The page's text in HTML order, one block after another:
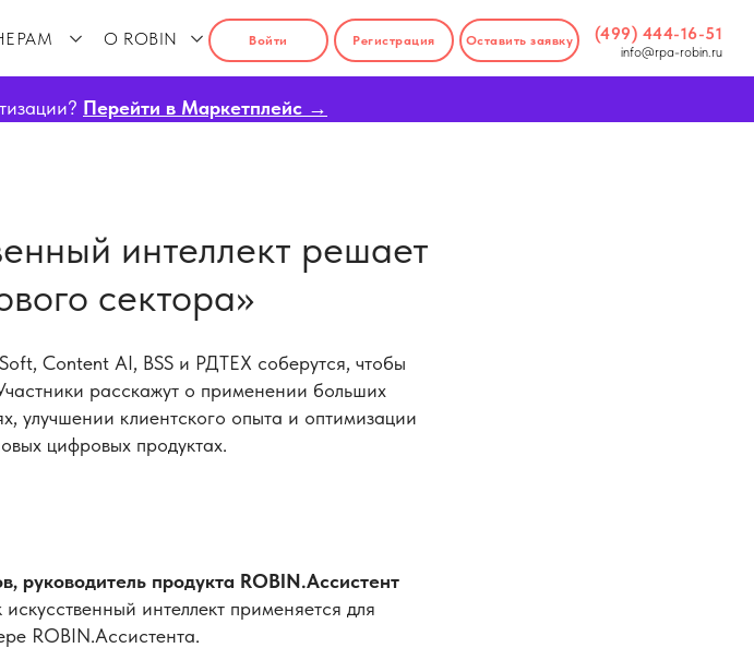
(499) 444-16-51
info@rpa-robin.ru
Войти Регистрация Оставить заявку
О ROBIN
Перейти в Маркетплейс →
интеллект решает
сектора»
Content AI, BSS и РДТЕХ соберутся, чтобы
расскажут о применении больших
улучшении клиентского опыта и оптимизации
цифровых продуктах.
руководитель продукта ROBIN.Ассистент
интеллект применяется для
ROBIN.Ассистента.